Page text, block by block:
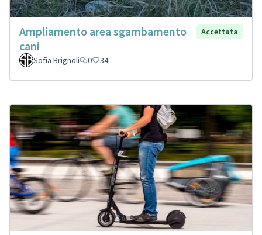
Ampliamento area sgambamento
cani
Accettata
Sofia Brignoli 0 34